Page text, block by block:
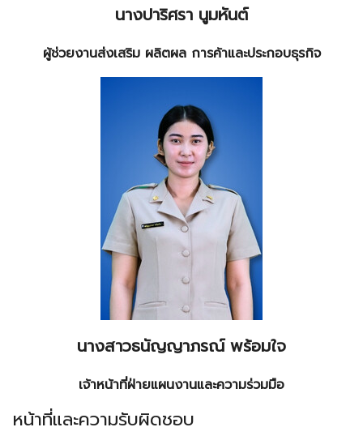
นางปาริศรา นูมหันต์
ผู้ช่วยงานส่งเสริม ผลิตผล การค้าและประกอบธุรกิจ
นางสาวธนัญญาภรณ์ พร้อมใจ
เจ้าหน้าที่ฝ่ายแผนงานและความร่วมมือ
หน้าที่และความรับผิดชอบ